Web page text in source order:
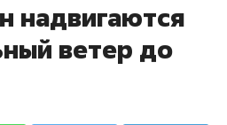
надвигаются
ветер до